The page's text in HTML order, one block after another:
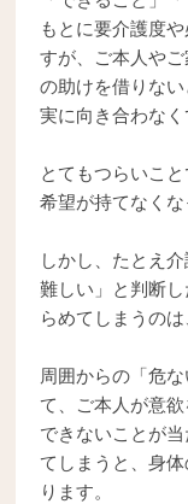
もとに要介護度
すが、ご本人や
の助けを借りな
実に向き合わなく
とてもつらいこ
希望が持てなくな
しかし、たとえ
難しい」と判断
らめてしまうの
周囲からの「危
て、ご本人が意欲
できないことが
てしまうと、身
ります。